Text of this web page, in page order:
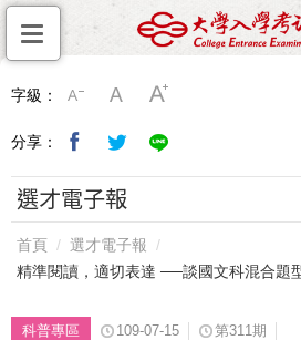
字級：
分享：
選才電子報
首頁
選才電子報
精準閱讀，適切表達 ──談國文科混合題
科普專區 109-07-15
第311期